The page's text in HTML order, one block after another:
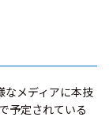
なメディアに本技
予定されている